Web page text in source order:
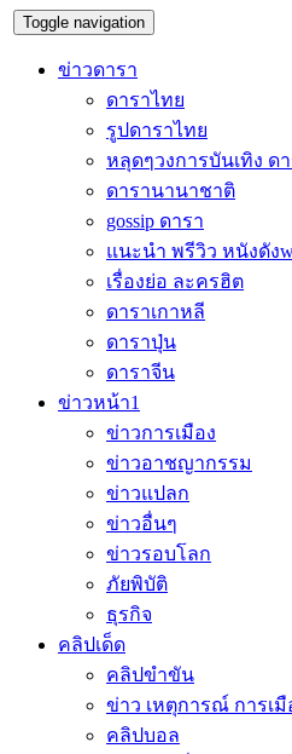
Toggle navigation
ข่าวดารา
ดาราไทย
รูปดาราไทย
หลุดๆวงการบันเทิง ด
ดารานานาชาติ
gossip ดารา
แนะนำ พรีวิว หนังดัง
เรื่องย่อ ละครฮิต
ดาราเกาหลี
ดาราปุ่น
ดาราจีน
ข่าวหน้า1
ข่าวการเมือง
ข่าวอาชญากรรม
ข่าวแปลก
ข่าวอื่นๆ
ข่าวรอบโลก
ภัยพิบัติ
ธุรกิจ
คลิปเด็ด
คลิปขำขัน
ข่าว เหตุการณ์ การเมื
คลิปบอล